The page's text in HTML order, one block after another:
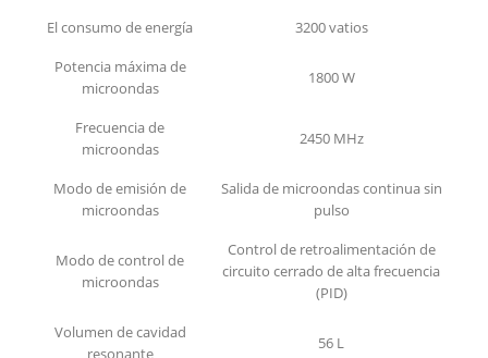
El consumo de energía
3200 vatios
Potencia máxima de
microondas
1800 W
Frecuencia de
microondas
2450 MHz
Modo de emisión de
microondas
Salida de microondas continua sin
pulso
Modo de control de
microondas
Control de retroalimentación de
circuito cerrado de alta frecuencia
(PID)
Volumen de cavidad
resonante
56 L